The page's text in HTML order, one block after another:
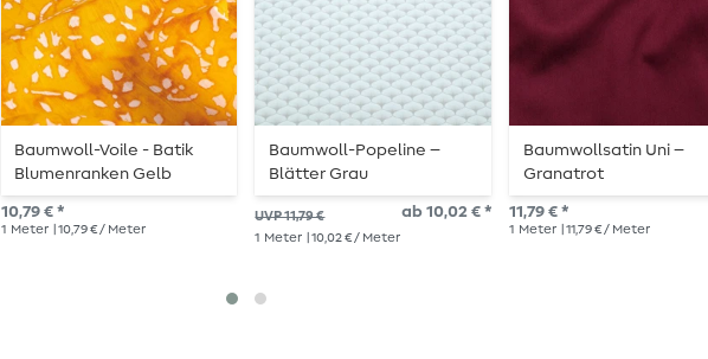
Baumwoll-Voile - Batik
Blumenranken Gelb
10,79 € *
1 Meter | 10,79 € / Meter
Baumwoll-Popeline –
Blätter Grau
UVP 11,79 € ab 10,02 € *
1 Meter | 10,02 € / Meter
Baumwollsatin Uni –
Granatrot
11,79 € *
1 Meter | 11,79 € / Meter